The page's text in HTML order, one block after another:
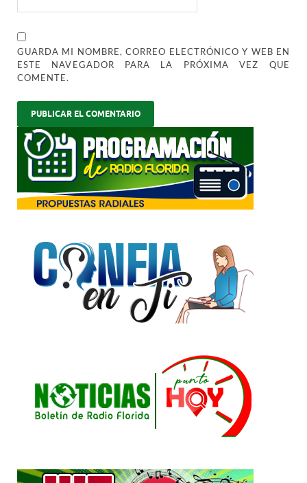
GUARDA MI NOMBRE, CORREO ELECTRÓNICO Y WEB EN
ESTE NAVEGADOR PARA LA PRÓXIMA VEZ QUE
COMENTE.